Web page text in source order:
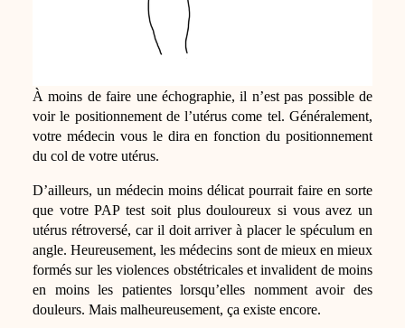
À moins de faire une échographie, il n’est pas possible de
voir le positionnement de l’utérus come tel. Généralement,
votre médecin vous le dira en fonction du positionnement
du col de votre utérus.
D’ailleurs, un médecin moins délicat pourrait faire en sorte
que votre PAP test soit plus douloureux si vous avez un
utérus rétroversé, car il doit arriver à placer le spéculum en
angle. Heureusement, les médecins sont de mieux en mieux
formés sur les violences obstétricales et invalident de moins
en moins les patientes lorsqu’elles nomment avoir des
douleurs. Mais malheureusement, ça existe encore.